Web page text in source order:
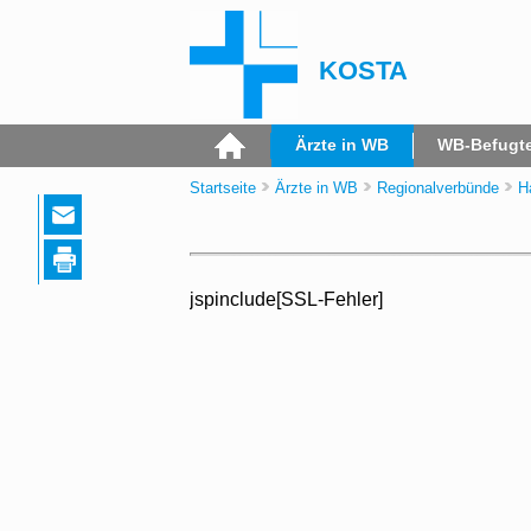
KOSTA
Ärzte in WB WB-
Startseite Ärzte in WB Regionalverbünde
jspinclude[SSL-Fehler]